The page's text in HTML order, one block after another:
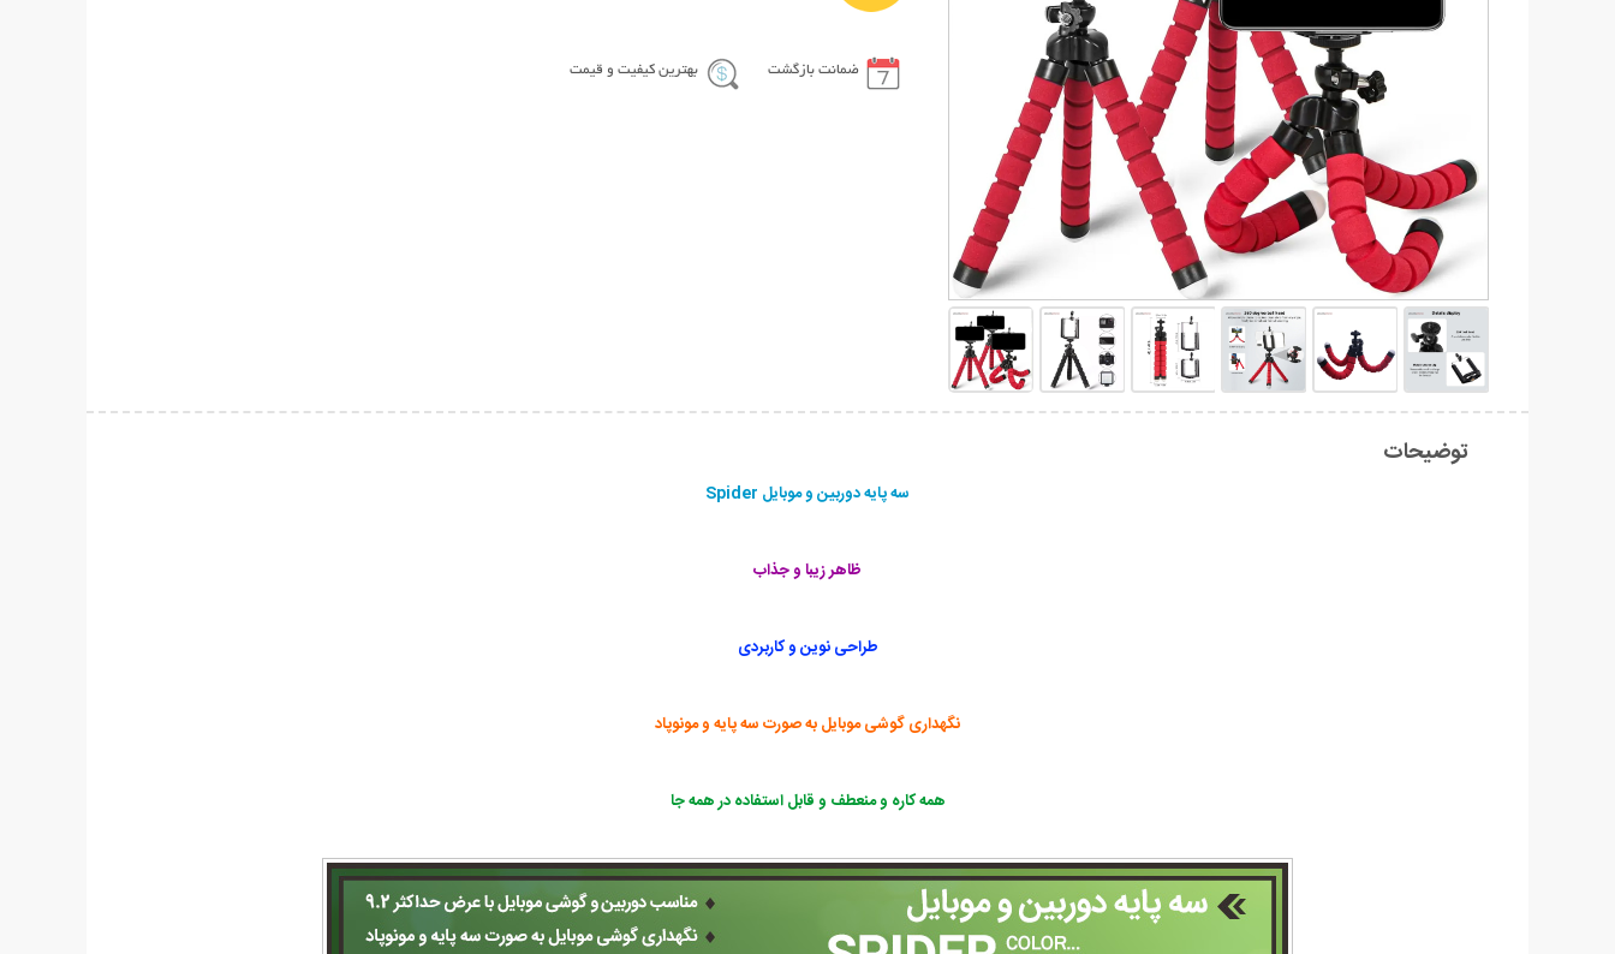
ضمانت بازگشت بهترین کیفیت و قیمت
توضیحات
سه پایه دوربین و موبایل Spider
ظاهر زیبا و جذاب
طراحی نوین و کاربردی
نگهداری گوشی موبایل به صورت سه پایه و مونوپاد
همه کاره و منعطف و قابل استفاده در همه جا